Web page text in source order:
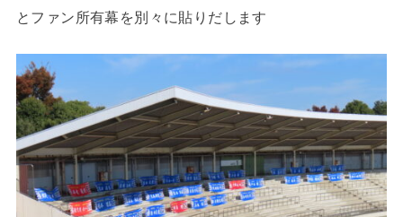
とファン所有幕を別々に貼りだします